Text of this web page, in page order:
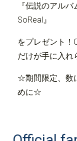
『伝説のアルバ
SoReal』
をプレゼント！
だけが手に入れ
☆期間限定、数
めに☆